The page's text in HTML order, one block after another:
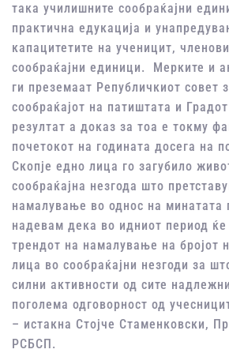
така училишните сообраќајни
практична едукација и
капацитетите на ученицит,
сообраќајни единици. Мерките и
ги преземаат Републичкиот совет
сообраќајот на патиштата и
резултат а доказ за тоа е токму
почетокот на годината досега на
Скопје едно лица го загубило
сообраќајна незгода што
намалување во однос на минатата
надевам дека во идниот период
трендот на намалување на бројот
лица во сообраќајни незгоди за
силни активности од сите
поголема одговорност од
– истакна Стојче Стаменковски,
РСБСП.